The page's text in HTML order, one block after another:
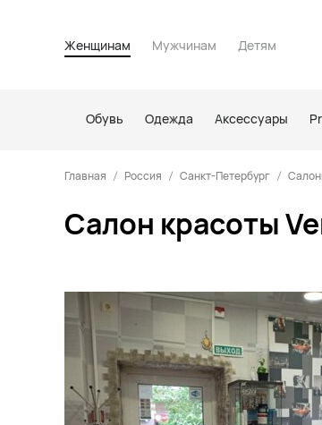
Женщинам Мужчинам Детям
Обувь Одежда Аксессуары
Главная Россия Санкт-Петербург
Салон красоты